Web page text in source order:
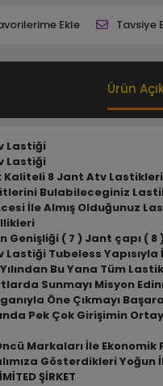
Ekle Tavsiye
Ürün
Lastiği
Lastiği
Kaliteli 8 Jant Atv
Bulabileceginiz
İle Almış Olduğunuz
Genişliği ( 7 ) Jant çapı ( 8
Lastiği Tubeless
Bu Yana Tüm
Sunmayı Misyon
Öne Çıkmayı
Pek Çok Girişimin
Markaları İle
Gösterdikleri Yoğun
ŞİRKET